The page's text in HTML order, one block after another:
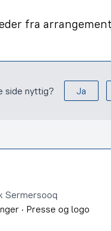
fra
side nyttig? Ja
Sermersooq
· Presse og logo